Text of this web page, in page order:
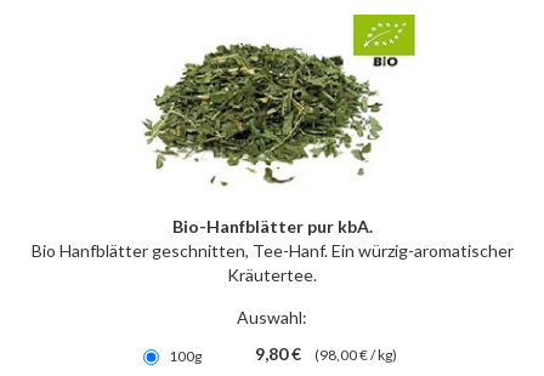
Bio-Hanfblätter pur kbA.
Bio Hanfblätter geschnitten, Tee-Hanf. Ein würzig-aromatischer
Kräutertee.
Auswahl:
100g 9,80 €
(98,00 € / kg)